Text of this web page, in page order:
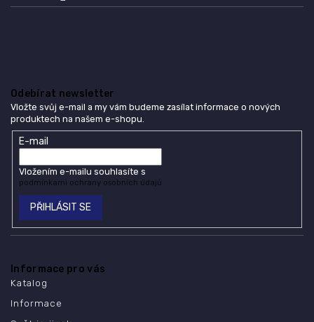
Odebírat newsletter
Vložte svůj e-mail a my vám budeme zasílat informace o nových
produktech na našem e-shopu.
E-mail
Vložením e-mailu souhlasíte s
podmínkami ochrany osobních údajů
PŘIHLÁSIT SE
Informace pro vás
Katalog
Informace